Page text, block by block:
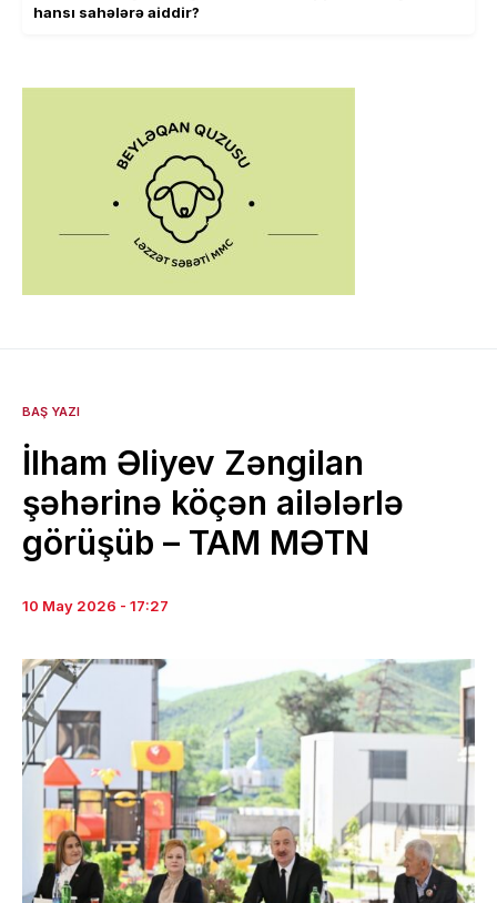
hansı sahələrə aiddir?
BAŞ YAZI
İlham Əliyev Zəngilan
şəhərinə köçən ailələrlə
görüşüb – TAM MƏTN
10 May 2026 - 17:27